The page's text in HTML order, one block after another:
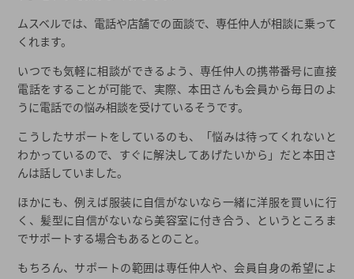
ムスベルでは、電話や店舗での面談で、専任仲人が相談に乗って
くれます。
いつでも気軽に相談ができるよう、専任仲人の携帯番号に直接
電話をすることが可能で、実際、本田さんも会員から毎日のよ
うに電話での悩み相談を受けているそうです。
こうしたサポートをしているのも、「悩みは待ってくれないと
わかっているので、すぐに解決してあげたいから」だと本田さ
んは話していました。
ほかにも、例えば服装に自信がないなら一緒に洋服を買いに行
く、髪型に自信がないなら美容室に付き合う、というところま
でサポートする場合もあるとのこと。
もちろん、サポートの範囲は専任仲人や、会員自身の希望によ